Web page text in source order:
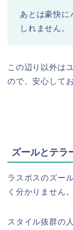
あとは豪快に
しれません。
この辺り以外は
ので、安心して
ズールとテラ
ラスボスのズー
く分かりません。
スタイル抜群の